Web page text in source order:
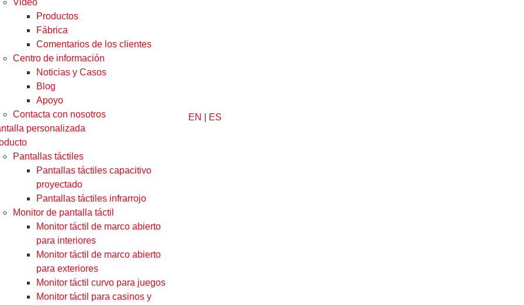
Video
Productos
Fábrica
Comentarios de los clientes
Centro de información
Noticias y Casos
Blog
Apoyo
Contacta con nosotros
personalizada
Pantallas táctiles
Pantallas táctiles capacitivo
proyectado
Pantallas táctiles infrarrojo
Monitor de pantalla táctil
Monitor táctil de marco abierto
para interiores
Monitor táctil de marco abierto
para exteriores
Monitor táctil curvo para juegos
Monitor táctil para casinos y
EN ES